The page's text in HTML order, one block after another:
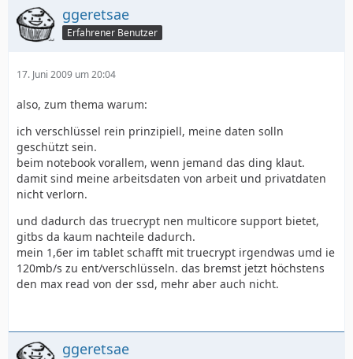
ggeretsae
Erfahrener Benutzer
17. Juni 2009 um 20:04
also, zum thema warum:
ich verschlüssel rein prinzipiell, meine daten solln
geschützt sein.
beim notebook vorallem, wenn jemand das ding klaut.
damit sind meine arbeitsdaten von arbeit und privatdaten
nicht verlorn.
und dadurch das truecrypt nen multicore support bietet,
gitbs da kaum nachteile dadurch.
mein 1,6er im tablet schafft mit truecrypt irgendwas umd ie
120mb/s zu ent/verschlüsseln. das bremst jetzt höchstens
den max read von der ssd, mehr aber auch nicht.
ggeretsae